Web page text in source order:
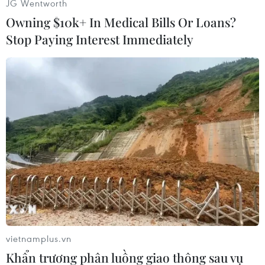
đángngờ nào trên Địa Trung Hải./.
(Vietnam+)
JG Wentworth
Owning $10k+ In Medical Bills Or Loans?
Stop Paying Interest Immediately
vietnamplus.vn
Khẩn trương phân luồng giao thông sau vụ